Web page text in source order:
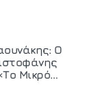
Ο
Μικρό